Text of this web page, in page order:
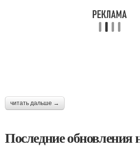
читать дальше →
Последние обновления